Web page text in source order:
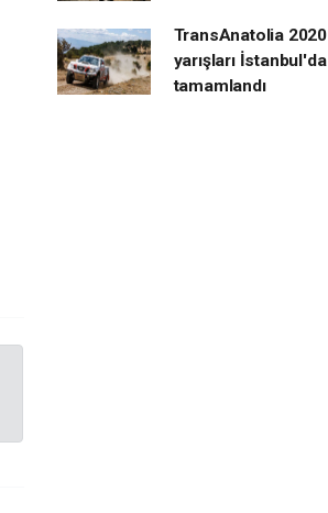
TransAnatolia 2020
yarışları İstanbul'da
tamamlandı